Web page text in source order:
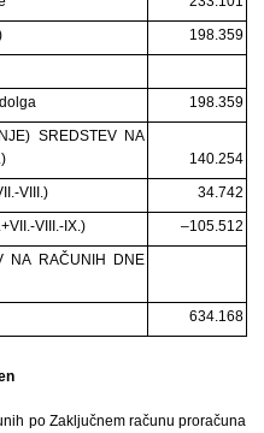
198.359
198.359
SREDSTEV NA
140.254
VIII.)
34.742
VIII.-IX.)
–105.512
NA RAČUNIH DNE
634.168
po Zaključnem računu proračuna